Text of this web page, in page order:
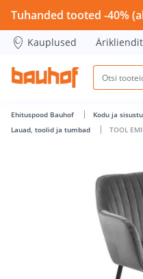
TOOL EMILIA TUMEHALL/
Tuhanded tooted -40%
Kauplused
Ehituspood Bauhof Kodu ja
Lauad, toolid ja tumbad
TOOL